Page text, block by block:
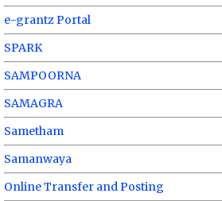
e-grantz Portal
SPARK
SAMPOORNA
SAMAGRA
Sametham
Samanwaya
Online Transfer and Posting